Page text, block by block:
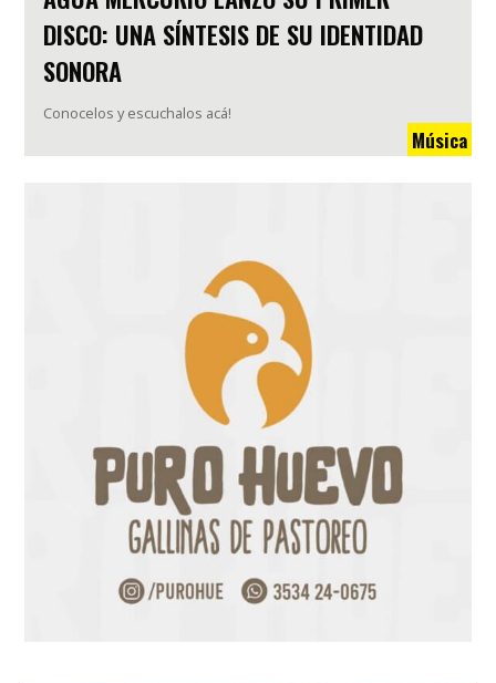
DISCO: UNA SÍNTESIS DE SU IDENTIDAD
SONORA
Conocelos y escuchalos acá!
Música